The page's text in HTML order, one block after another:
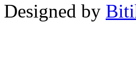
Designed by